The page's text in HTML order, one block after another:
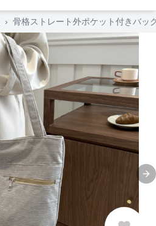
› 骨格ストレート外ポケット付きバッ